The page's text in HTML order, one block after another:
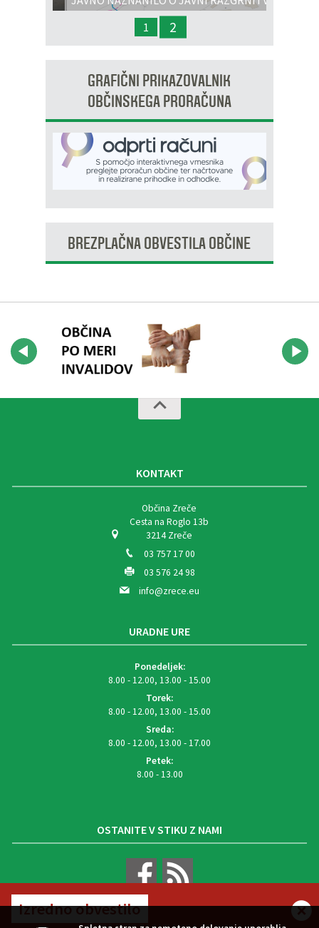
IN JAVNI OBRAVNAVI - OPPN na območju
OP8/009 – stanovanjsko območje Dobrava 3
1 2
GRAFIČNI PRIKAZOVALNIK
OBČINSKEGA PRORAČUNA
BREZPLAČNA OBVESTILA OBČINE
Izredno obvestilo
KONTAKT
Občina Zreče
Cesta na Roglo 13b
3214 Zreče
03 757 17 00
03 576 24 98
info@zrece.eu
URADNE URE
Ponedeljek:
8.00 - 12.00, 13.00 - 15.00
Torek:
8.00 - 12.00, 13.00 - 15.00
Sreda:
8.00 - 12.00, 13.00 - 17.00
Petek:
8.00 - 13.00
OSTANITE V STIKU Z NAMI
VREMENSKA NAPOVED